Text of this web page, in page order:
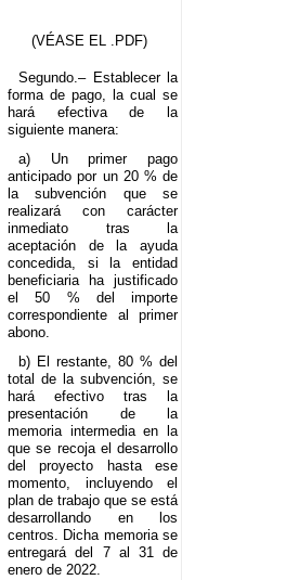
(VÉASE EL .PDF)
Segundo.– Establecer la
forma de pago, la cual se
hará efectiva de la
siguiente manera:
a) Un primer pago
anticipado por un 20 % de
la subvención que se
realizará con carácter
inmediato tras la
aceptación de la ayuda
concedida, si la entidad
beneficiaria ha justificado
el 50 % del importe
correspondiente al primer
abono.
b) El restante, 80 % del
total de la subvención, se
hará efectivo tras la
presentación de la
memoria intermedia en la
que se recoja el desarrollo
del proyecto hasta ese
momento, incluyendo el
plan de trabajo que se está
desarrollando en los
centros. Dicha memoria se
entregará del 7 al 31 de
enero de 2022.